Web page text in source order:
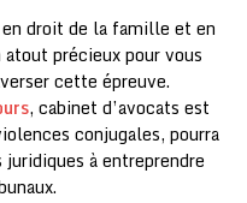
droit de la famille et en
précieux pour vous
cette épreuve.
, cabinet d’avocats est
conjugales, pourra
à entreprendre